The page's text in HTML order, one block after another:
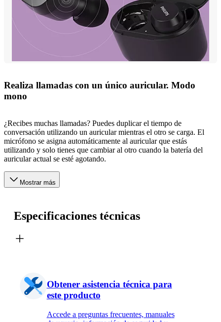
Realiza llamadas con un único auricular. Modo
mono
¿Recibes muchas llamadas? Puedes duplicar el tiempo de
conversación utilizando un auricular mientras el otro se carga. El
micrófono se asigna automáticamente al auricular que estás
utilizando y solo tienes que cambiar al otro cuando la batería del
auricular actual se esté agotando.
Mostrar más
Especificaciones técnicas
Obtener asistencia técnica para
este producto
Accede a preguntas frecuentes, manuales